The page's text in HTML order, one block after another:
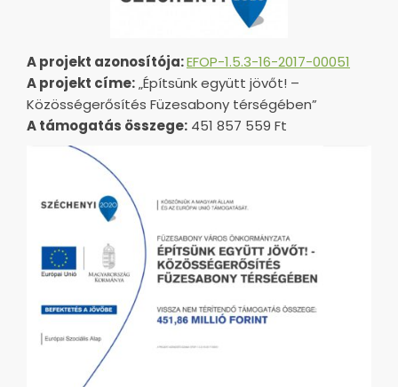
A projekt azonosítója:EFOP-1.5.3-16-2017-00051
A projekt címe:„Építsünk együtt jövőt! –
Közösségerősítés Füzesabony térségében”
A támogatás összege: 451 857 559 Ft